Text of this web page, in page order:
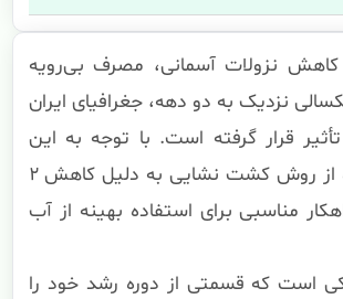
کاهش نزولات آسمانی، مصرف بی‌رویه
نزدیک به دو دهه، جغرافیای ایران
قرار گرفته است. با توجه به این
مسئله، استفاده از روش کشت نشایی به دلیل کاهش ۲
مناسبی برای استفاده بهینه از آب
است که قسمتی از دوره رشد خود را